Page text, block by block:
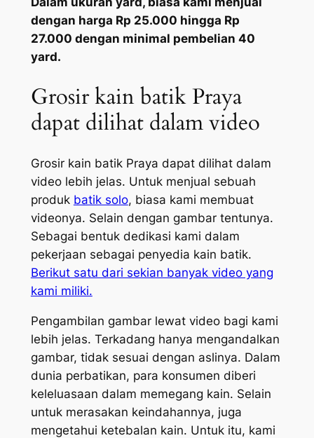
dengan harga Rp 25.000 hingga Rp
27.000 dengan minimal pembelian 40
yard.
Grosir kain batik Praya
dapat dilihat dalam video
Grosir kain batik Praya dapat dilihat dalam
video lebih jelas. Untuk menjual sebuah
produk batik solo, biasa kami membuat
videonya. Selain dengan gambar tentunya.
Sebagai bentuk dedikasi kami dalam
pekerjaan sebagai penyedia kain batik.
Berikut satu dari sekian banyak video yang
kami miliki.
Pengambilan gambar lewat video bagi kami
lebih jelas. Terkadang hanya mengandalkan
gambar, tidak sesuai dengan aslinya. Dalam
dunia perbatikan, para konsumen diberi
keleluasaan dalam memegang kain. Selain
untuk merasakan keindahannya, juga
mengetahui ketebalan kain. Untuk itu, kami